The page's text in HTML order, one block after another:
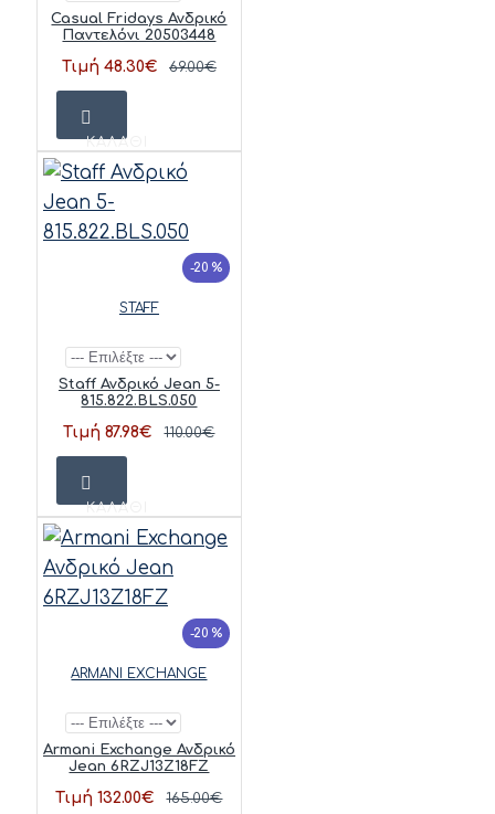
Casual Fridays Ανδρικό
Παντελόνι 20503448
Τιμή 48.30€ 69.00€
ΚΑΛΆΘΙ
-20 %
STAFF
Staff Ανδρικό Jean 5-
815.822.BLS.050
Τιμή 87.98€ 110.00€
ΚΑΛΆΘΙ
-20 %
ARMANI EXCHANGE
Armani Exchange Ανδρικό
Jean 6RZJ13Z18FZ
Τιμή 132.00€ 165.00€